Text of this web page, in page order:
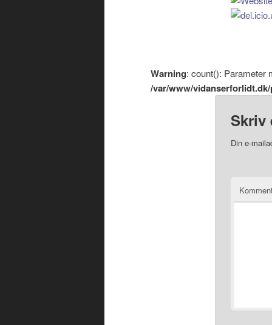
Warning: count(): Parameter
/var/www/
Skriv
Din e-